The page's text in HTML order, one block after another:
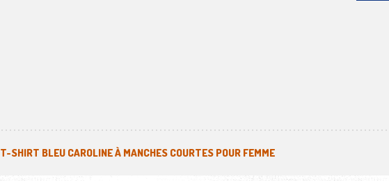
T-SHIRT BLEU CAROLINE À MANCHES COURTES POUR FEMME